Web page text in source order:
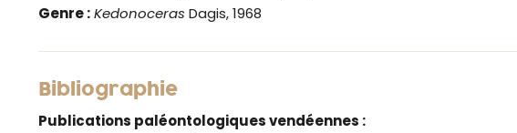
Genre :Kedonoceras Dagis, 1968
Bibliographie
Publications paléontologiques vendéennes :